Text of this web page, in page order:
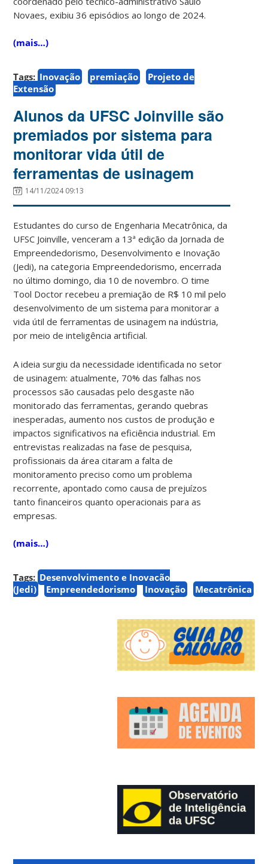
Novaes, exibiu 36 episódios ao longo de 2024.
(mais…)
Tags: Inovação premiação
Projeto de
Extensão
Alunos da UFSC Joinville são
premiados por sistema para
monitorar vida útil de
ferramentas de usinagem
14/11/2024 09:13
Estudantes do curso de Engenharia Mecatrônica, da
UFSC Joinville, venceram a 13ª edição da Jornada de
Empreendedorismo, Desenvolvimento e Inovação
(Jedi), na categoria Empreendedorismo, encerrada
no último domingo, dia 10 de novembro. O time
Tool Doctor recebeu a premiação de R$ 10 mil pelo
desenvolvimento de um sistema para monitorar a
vida útil de ferramentas de usinagem na indústria,
por meio de inteligência artificial.
A ideia surgiu da necessidade identificada no setor
de usinagem: atualmente, 70% das falhas nos
processos são causadas pelo desgaste não
monitorado das ferramentas, gerando quebras
inesperadas, aumento nos custos de produção e
impactos significativos na eficiência industrial. Em
entrevistas realizadas na fase de pesquisa,
profissionais da área citaram a falta de
monitoramento preciso como um problema
recorrente, apontado como causa de prejuízos
tanto financeiros quanto operacionais para as
empresas.
(mais…)
Tags: Desenvolvimento e Inovação
(Jedi)
Empreendedorismo Inovação Mecatrônica